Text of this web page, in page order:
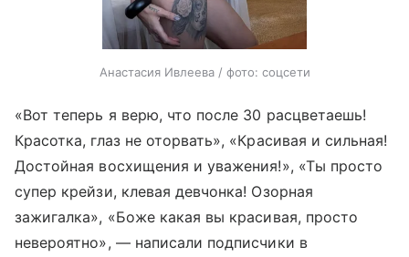
Анастасия Ивлеева / фото: соцсети
«Вот теперь я верю, что после 30 расцветаешь!
Красотка, глаз не оторвать», «Красивая и сильная!
Достойная восхищения и уважения!», «Ты просто
супер крейзи, клевая девчонка! Озорная
зажигалка», «Боже какая вы красивая, просто
невероятно», — написали подписчики в